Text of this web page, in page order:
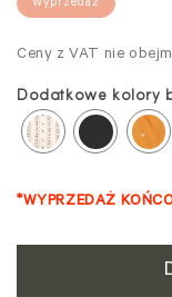
Wyprzedaż
Ceny z VAT nie
Dodatkowe kolory
*WYPRZEDAŻ